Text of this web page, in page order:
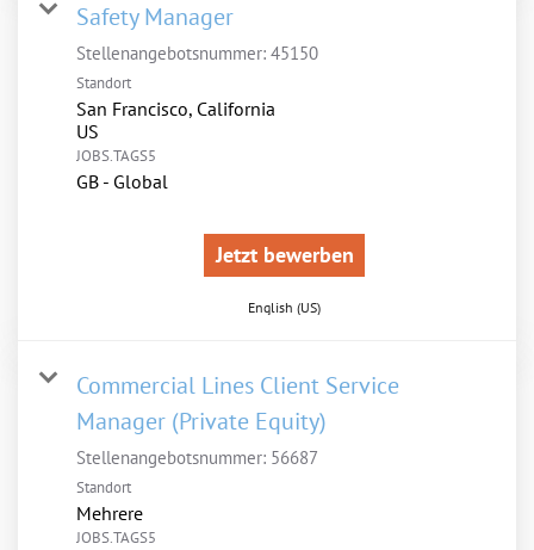
Safety Manager
Stellenangebotsnummer: 45150
Standort
San Francisco, California
JOBS.TAGS5
GB - Global
Jetzt bewerben
English (US)
Commercial Lines Client Service
Manager (Private Equity)
Stellenangebotsnummer: 56687
Standort
Mehrere
JOBS.TAGS5